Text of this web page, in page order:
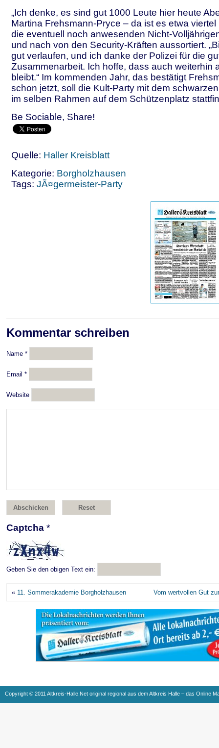
„Ich denke, es sind gut 1000 Leute hier heute
Martina Frehsmann-Pryce – da ist es etwa
die eventuell noch anwesenden Nicht-
und nach von den Security-Kräften aussortiert.
gut verlaufen, und ich danke der Polizei für die
Zusammenarbeit. Ich hoffe, dass auch weiterhin
bleibt.“ Im kommenden Jahr, das bestätigt
schon jetzt, soll die Kult-Party mit dem
im selben Rahmen auf dem Schützenplatz
Be Sociable, Share!
Quelle: Haller Kreisblatt
Kategorie: Borgholzhausen
Tags: JÃ¤germeister-Party
Kommentar schreiben
Name *
Email *
Website
Captcha *
Geben Sie den obigen Text ein:
« 11. Sommerakademie Borgholzhausen Vom wertvollen Gut
Copyright © 2011 Altkreis-Halle.Net original regional aus dem Altkreis Halle – das Online